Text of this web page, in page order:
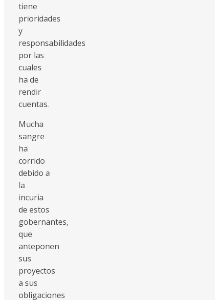
tiene
prioridades
y
responsabilidades
por las
cuales
ha de
rendir
cuentas.
Mucha
sangre
ha
corrido
debido a
la
incuria
de estos
gobernantes,
que
anteponen
sus
proyectos
a sus
obligaciones